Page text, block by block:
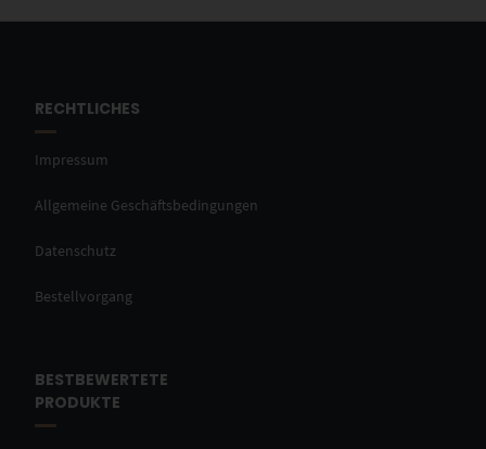
RECHTLICHES
Impressum
Allgemeine Geschäftsbedingungen
Datenschutz
Bestellvorgang
BESTBEWERTETE
PRODUKTE